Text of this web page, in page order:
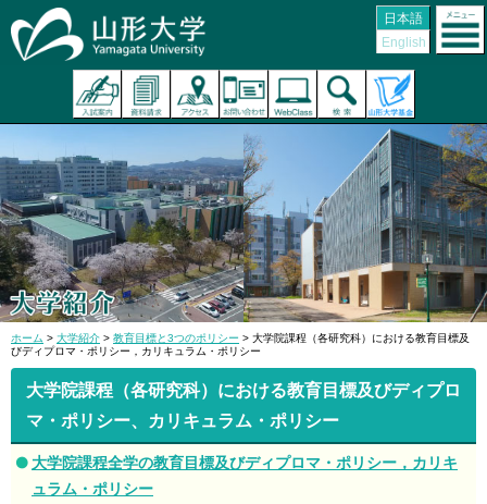
日本語
English
ホーム > 大学紹介 > 教育目標と3つのポリシー > 大学院課程（各研究科）における教育目標及
びディプロマ・ポリシー，カリキュラム・ポリシー
大学院課程（各研究科）における教育目標及びディプロ
マ・ポリシー、カリキュラム・ポリシー
大学院課程全学の教育目標及びディプロマ・ポリシー，カリキ
ュラム・ポリシー